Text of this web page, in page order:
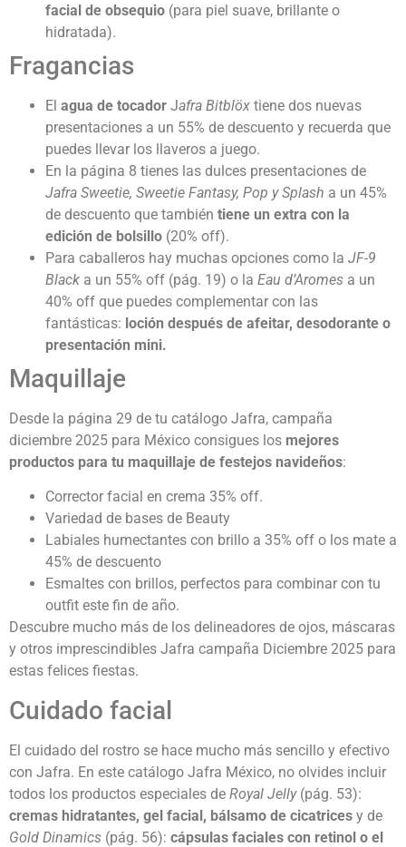
facial de obsequio (para piel suave, brillante o
hidratada).
Fragancias
El agua de tocador Jafra Bitblöx tiene dos nuevas
presentaciones a un 55% de descuento y recuerda que
puedes llevar los llaveros a juego.
En la página 8 tienes las dulces presentaciones de
Jafra Sweetie, Sweetie Fantasy, Pop y Splash a un 45%
de descuento que también tiene un extra con la
edición de bolsillo (20% off).
Para caballeros hay muchas opciones como la JF-9
Black a un 55% off (pág. 19) o la Eau d’Aromes a un
40% off que puedes complementar con las
fantásticas: loción después de afeitar, desodorante o
presentación mini.
Maquillaje
Desde la página 29 de tu catálogo Jafra, campaña
diciembre 2025 para México consigues los mejores
productos para tu maquillaje de festejos navideños:
Corrector facial en crema 35% off.
Variedad de bases de Beauty
Labiales humectantes con brillo a 35% off o los mate a
45% de descuento
Esmaltes con brillos, perfectos para combinar con tu
outfit este fin de año.
Descubre mucho más de los delineadores de ojos, máscaras
y otros imprescindibles Jafra campaña Diciembre 2025 para
estas felices fiestas.
Cuidado facial
El cuidado del rostro se hace mucho más sencillo y efectivo
con Jafra. En este catálogo Jafra México, no olvides incluir
todos los productos especiales de Royal Jelly (pág. 53):
cremas hidratantes, gel facial, bálsamo de cicatrices y de
Gold Dinamics (pág. 56): cápsulas faciales con retinol o el